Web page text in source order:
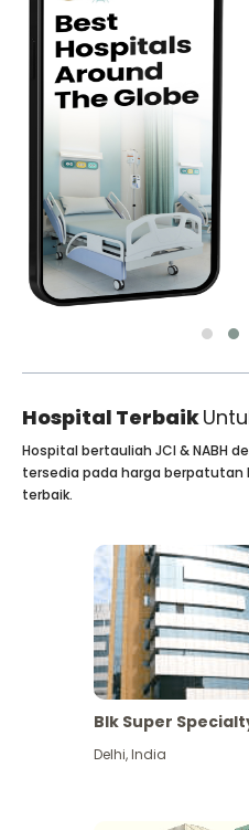
Hospital Terbaik
Hospital bertauliah JCI & NABH
tersedia pada harga
terbaik.
Blk Super
Delhi,India